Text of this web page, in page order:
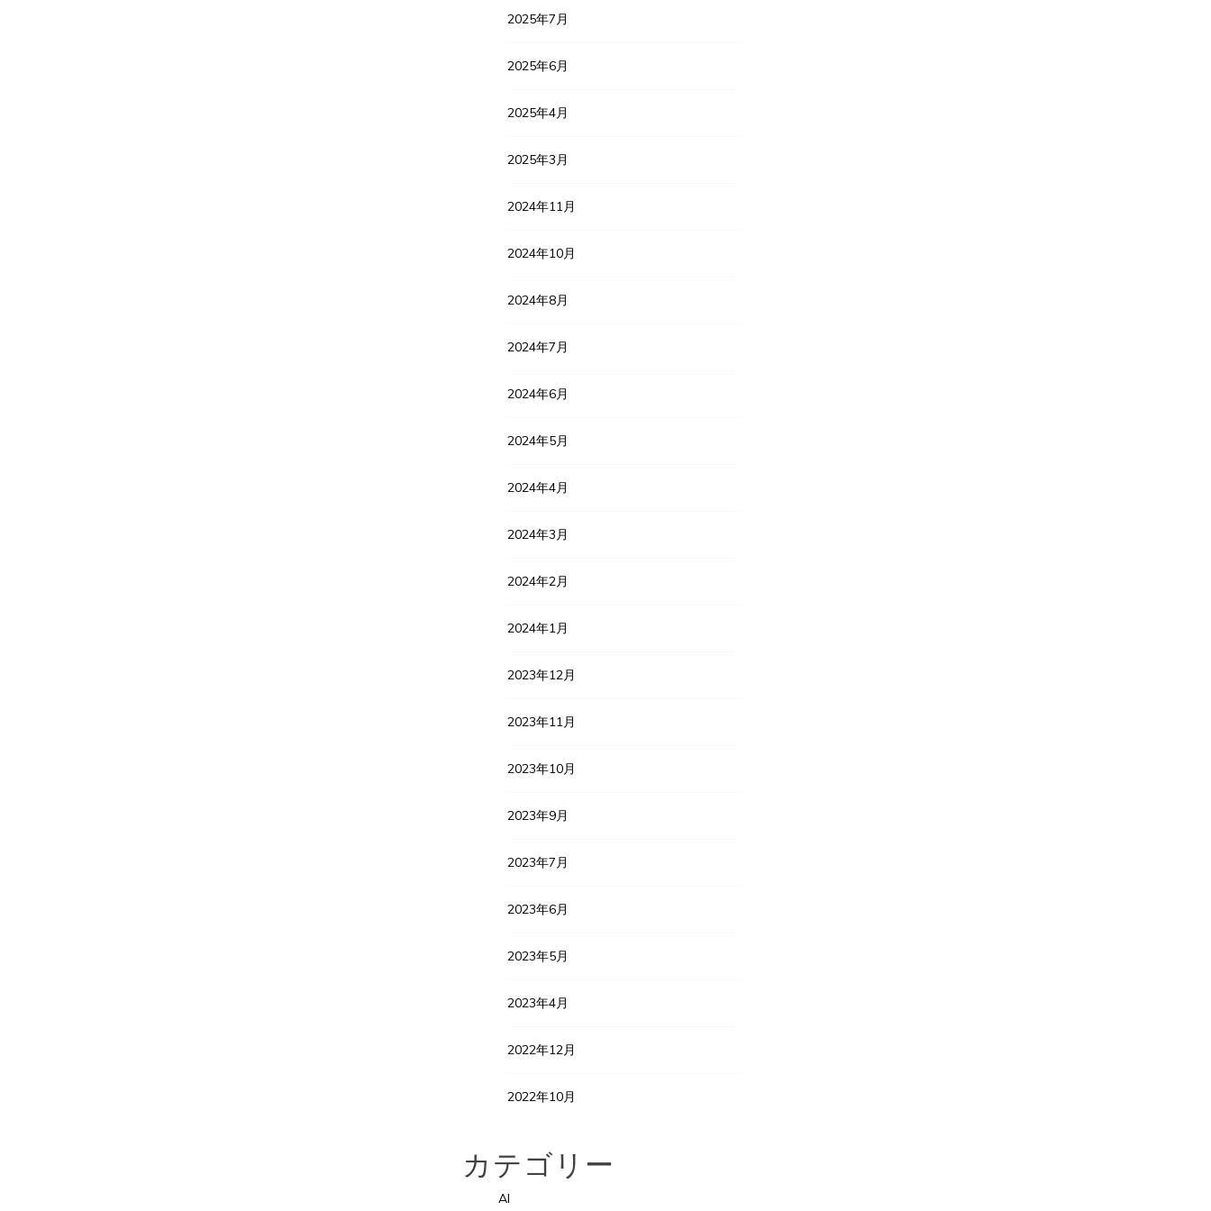
2025年7月
2025年6月
2025年4月
2025年3月
2024年11月
2024年10月
2024年8月
2024年7月
2024年6月
2024年5月
2024年4月
2024年3月
2024年2月
2024年1月
2023年12月
2023年11月
2023年10月
2023年9月
2023年7月
2023年6月
2023年5月
2023年4月
2022年12月
2022年10月
カテゴリー
AI